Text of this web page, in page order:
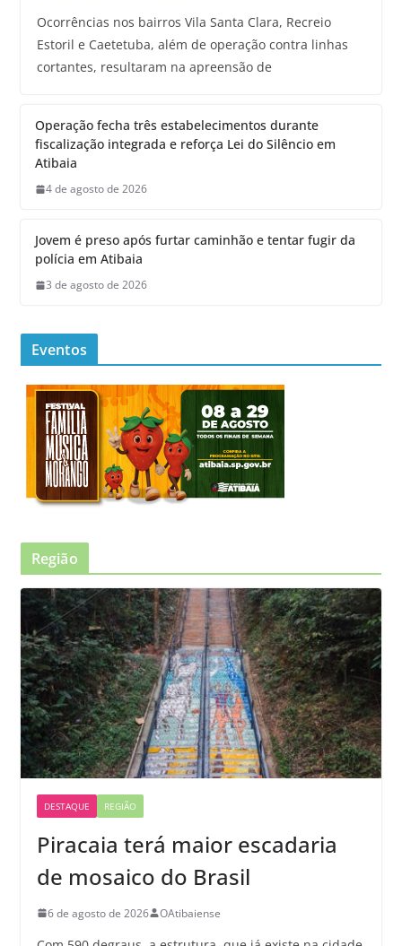
Ocorrências nos bairros Vila Santa Clara, Recreio
Estoril e Caetetuba, além de operação contra linhas
cortantes, resultaram na apreensão de
Operação fecha três estabelecimentos durante
fiscalização integrada e reforça Lei do Silêncio em
Atibaia
4 de agosto de 2026
Jovem é preso após furtar caminhão e tentar fugir da
polícia em Atibaia
3 de agosto de 2026
Eventos
Região
DESTAQUE REGIÃO
Piracaia terá maior escadaria
de mosaico do Brasil
6 de agosto de 2026 OAtibaiense